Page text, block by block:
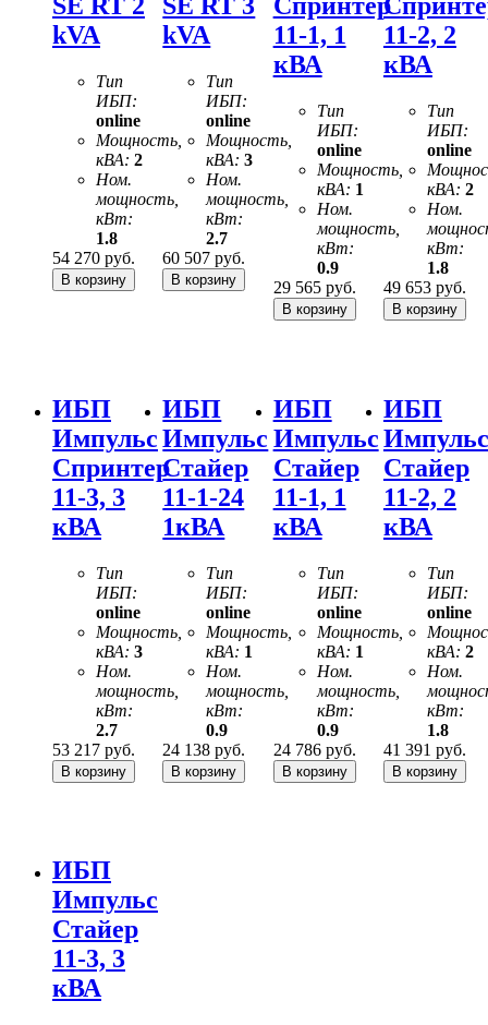
kVA
Тип
ИБП:
online
Мощность,
кВА: 2
Ном.
мощность,
кВт:
1.8
54 270 руб.
kVA
Тип
ИБП:
online
Мощность,
кВА: 3
Ном.
мощность,
кВт:
2.7
60 507 руб.
11-1, 1
кВА
Тип
ИБП:
online
Мощность,
кВА: 1
Ном.
мощность,
кВт:
0.9
29 565руб.
11-2, 2
кВА
Тип
ИБП:
online
кВА: 2
Ном.
кВт:
1.8
49 653руб.
ИБП
Импульс
Спринтер
11-3, 3
кВА
Тип
ИБП:
online
Мощность,
кВА: 3
Ном.
мощность,
кВт:
2.7
53 217 руб.
ИБП
Импульс
Стайер
11-1-24
1кВА
Тип
ИБП:
online
Мощность,
кВА: 1
Ном.
мощность,
кВт:
0.9
24 138 руб.
ИБП
Импульс
Стайер
11-1, 1
кВА
Тип
ИБП:
online
Мощность,
кВА: 1
Ном.
мощность,
кВт:
0.9
24 786руб.
ИБП
Импульс
Стайер
11-2, 2
кВА
Тип
ИБП:
online
кВА: 2
Ном.
кВт:
1.8
41 391 руб.
ИБП
Импульс
Стайер
11-3, 3
кВА